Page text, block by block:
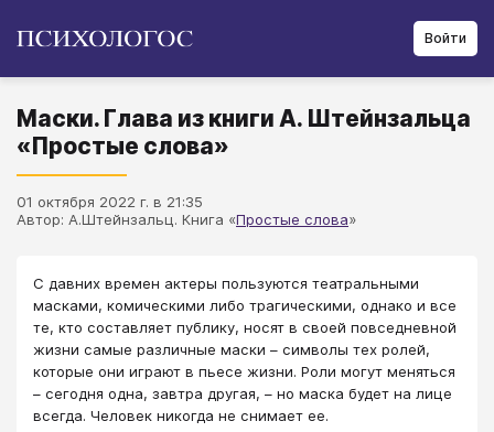
Войти
Маски. Глава из книги А. Штейнзальца
«Простые слова»
01 октября 2022 г. в 21:35
Автор: А.Штейнзальц. Книга «Простые слова»
​С давних времен актеры пользуются театральными
масками, комическими либо трагическими, однако и все
те, кто составляет публику, носят в своей повседневной
жизни самые различные маски – символы тех ролей,
которые они играют в пьесе жизни. Роли могут меняться
– сегодня одна, завтра другая, – но маска будет на лице
всегда. Человек никогда не снимает ее.